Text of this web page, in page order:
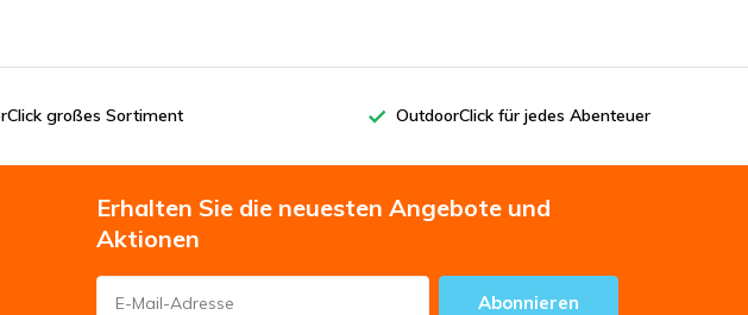
großes Sortiment OutdoorClick für jedes Abenteuer
Erhalten Sie die neuesten Angebote und
Aktionen
Abonnieren